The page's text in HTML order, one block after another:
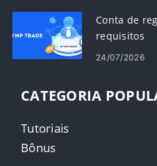
Conta de
requisitos
24/07/2026
CATEGORIA
Tutoriais
Bônus